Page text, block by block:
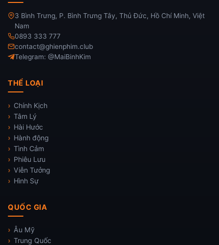
3 Bình Trưng, P. Bình Trưng Tây, Thủ Đức, Hồ Chí Minh, Việt
Nam
0893 333 777
contact@ghienphim.club
Telegram: @MaiBinhKim
THỂ LOẠI
Chính Kịch
Tâm Lý
Hài Hước
Hành động
Tình Cảm
Phiêu Lưu
Viễn Tưởng
Hình Sự
QUỐC GIA
Âu Mỹ
Trung Quốc